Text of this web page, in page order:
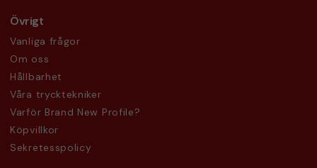
Övrigt
Vanliga frågor
Om oss
Hållbarhet
Våra trycktekniker
Varför Brand New Profile?
Köpvillkor
Sekretesspolicy